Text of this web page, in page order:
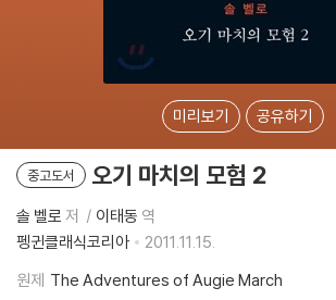
미리보기 공유하기
중고도서 오기 마치의 모험 2
솔 벨로 저 이태동 역
펭귄클래식코리아
2011.11.15.
원제 The Adventures of Augie March